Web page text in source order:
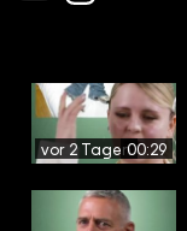
vor 2 Tagen00:29